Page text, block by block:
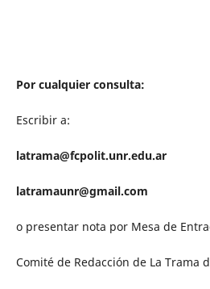
Por cualquier consulta:
Escribir a:
latrama@fcpolit.unr.edu.ar
latramaunr@gmail.com
o presentar nota por Mesa de
Comité de Redacción de La Trama